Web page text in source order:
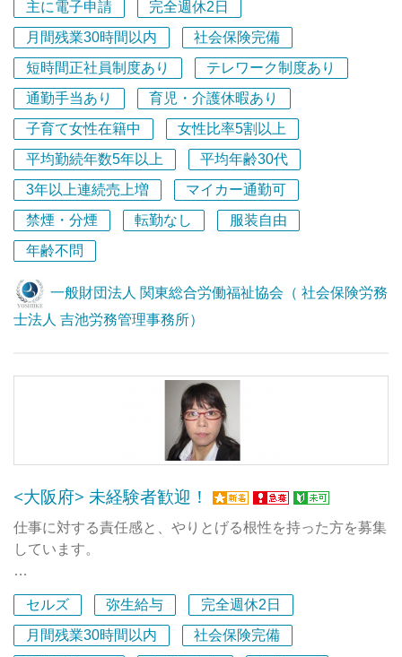
定期的な所内研修では先輩社労士の労務相談解決事例の共
有等を積極的に行っています！
■当法人は、人事労務分野の総合的なコンサルティング組
織である「一般財団法人 関東総合労働福祉協会」を運営
母体とし、そこに所属する社会保険労務士を構成メンバー
として同法人内に「社会保険労務士法人 吉池労務管理事
務所」を併設しています。
■20名のスタッフが業務に従事しており、社会保険労務士
が7名、行政書士が3名在籍しています。
■クライアント企業数は約400社（うち顧問先企業は260
社）、年商は概ね1億7000万円～2億円で、過去15年間黒
字経営を続けており、財務状態は極めて安定しています。
人事労務の法律相談（紛争予防支援・紛争解決支援）など
のリーガルサービス、➁人事評価制度や賃金制度の構築・
修サービス、の3分野でお客様から高い評価をいただいて
■埼玉浦和に本社、立川に東京オフィスがあります。仕事
に慣れてきたら、その日の業務内容や気分に応じて、今日
は埼玉、明日は東京、時差出勤やテレワークなど柔軟な働
主に電子申請
完全週休2日
月間残業30時間以内
社会保険完備
短時間正社員制度あり
テレワーク制度あり
通勤手当あり
育児・介護休暇あり
子育て女性在籍中
女性比率5割以上
平均勤続年数5年以上
平均年齢30代
3年以上連続売上増
マイカー通勤可
禁煙・分煙
転勤なし
服装自由
年齢不問
一般財団法人 関東総合労働福祉協会（ 社会保険労務
士法人 吉池労務管理事務所）
<大阪府> 未経験者歓迎！
仕事に対する責任感と、やりとげる根性を持った方を募集
しています。
正社員は未経験者でも社会保険労務士の試験に合格した方
であることが必須です。
将来的に開業をお考えの方も大歓迎です。.
セルズ 弥生給与
完全週休2日
月間残業30時間以内
社会保険完備